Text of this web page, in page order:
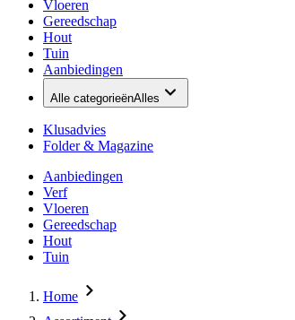
Vloeren
Gereedschap
Hout
Tuin
Aanbiedingen
Alle categorieënAlles
Klusadvies
Folder & Magazine
Aanbiedingen
Verf
Vloeren
Gereedschap
Hout
Tuin
Home